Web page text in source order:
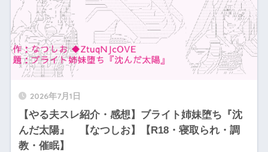
2026年7月1日
【やる夫スレ紹介・感想】ブライト姉妹堕ち『沈
んだ太陽』 【なつしお】【R18・寝取られ・調
教・催眠】